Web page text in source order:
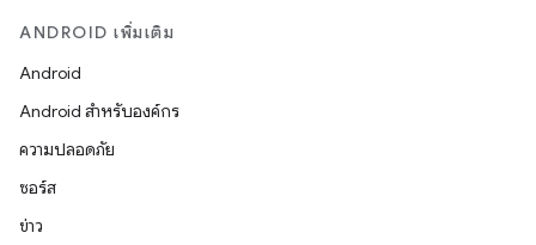
ANDROID เพิ่มเติม
Android
Android สำหรับองค์กร
ความปลอดภัย
ซอร์ส
ข่าว